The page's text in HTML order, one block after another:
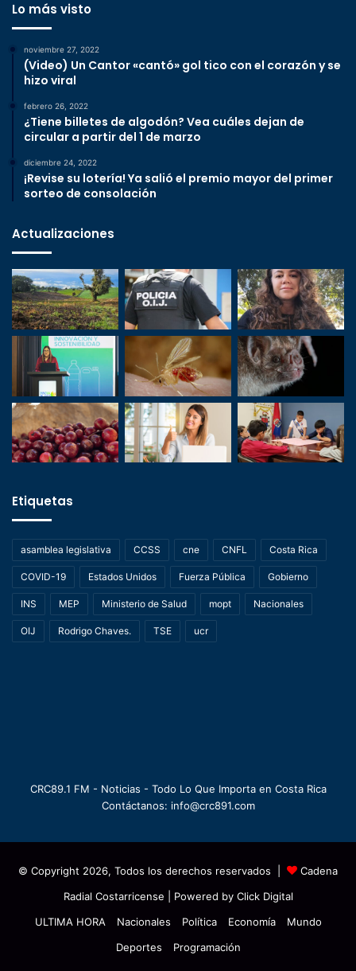
Lo más visto
noviembre 27, 2022
(Video) Un Cantor «cantó» gol tico con el corazón y se
hizo viral
febrero 26, 2022
¿Tiene billetes de algodón? Vea cuáles dejan de
circular a partir del 1 de marzo
diciembre 24, 2022
¡Revise su lotería! Ya salió el premio mayor del primer
sorteo de consolación
Actualizaciones
Etiquetas
asamblea legislativa CCSS cne CNFL Costa Rica
COVID-19 Estados Unidos Fuerza Pública Gobierno
INS MEP Ministerio de Salud mopt Nacionales
OIJ Rodrigo Chaves. TSE ucr
CRC89.1 FM - Noticias - Todo Lo Que Importa en Costa Rica
Contáctanos: info@crc891.com
© Copyright 2026, Todos los derechos reservados |
Cadena
Radial Costarricense | Powered by Click Digital
ULTIMA HORA
Nacionales Política Economía
Mundo
Deportes
Programación